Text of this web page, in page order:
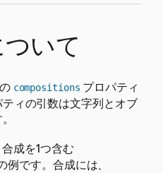
いて
compositions プロパティ
ィの引数は文字列とオブ
成を1つ含む
例です。合成には、